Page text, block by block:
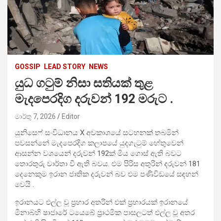
GOSSIP LEAD STORY NEWS
යුධ ගටුම් නිසා සතියක් තුළ
මැදපෙරදිග දරුවන් 192 මරුට .
මාර්තු 7, 2026 Editor
යුනිසෙෆ් සංවිධානය X අවකාශයේ සටහනක් තබමින්
පවසන්නේ මැදපෙරදිග කලාපයේ යුදගැටුම් හේතුවෙන්
ආසන්න වශයෙන් දරුවන් 192ක් මිය ගොස් ඇති බවට
තොරතුරු වාර්තා වී ඇති බවය. එම පිරිස අතුරින් දරුවන් 181
දෙනෙකුම ඉරාන ජාතික දරුවන් බව එම පණිවිඩයේ සඳහන්
වෙයි .
ඉරානයට එල්ල වූ ප්‍රහාර අතරින් එක් ප්‍රහාරයක් ඉරානයේ
මිනාබ්හි ෂාජාරේ ටයෙබේ ප්‍රාථමික පාසලටත් එල්ල වූ අතර